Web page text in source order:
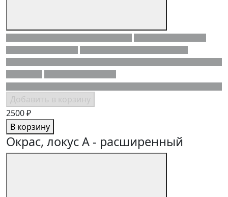
2500 ₽
В корзину
Окрас, локус A - расширенный